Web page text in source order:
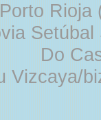
Do
Vizcaya/